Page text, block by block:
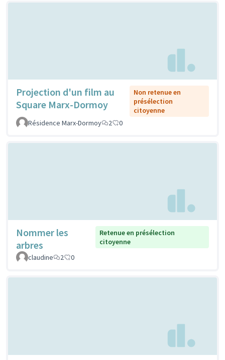
Projection d'un film au
Square Marx-Dormoy
Non retenue en
présélection
citoyenne
Résidence Marx-Dormoy
2 0
Nommer les
arbres
Retenue en présélection
citoyenne
claudine
2 0